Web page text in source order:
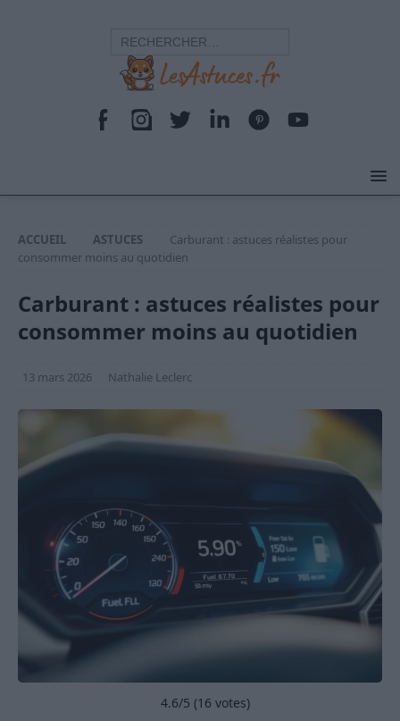
ACCUEIL ASTUCES
Carburant : astuces réalistes pour
consommer moins au quotidien
Carburant : astuces réalistes pour
consommer moins au quotidien
13 mars 2026 Nathalie Leclerc
4.6/5 (16 votes)